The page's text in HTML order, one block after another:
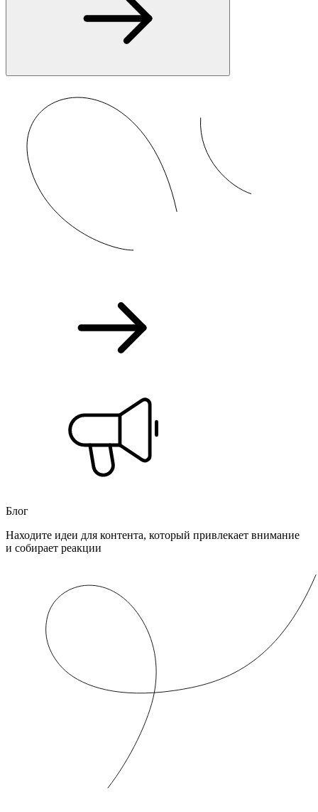
Блог
Находите идеи для контента, который привлекает внимание
и собирает реакции